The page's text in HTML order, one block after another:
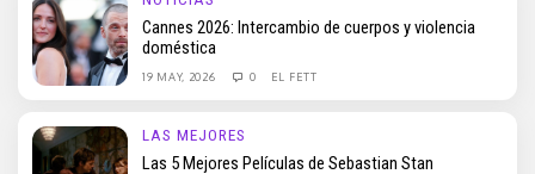
Cannes 2026: Intercambio de cuerpos y violencia
doméstica
19 MAY, 2026 0 EL FETT
LAS MEJORES
Las 5 Mejores Películas de Sebastian Stan